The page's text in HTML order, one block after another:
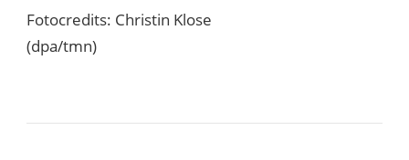
Fotocredits: Christin Klose
(dpa/tmn)